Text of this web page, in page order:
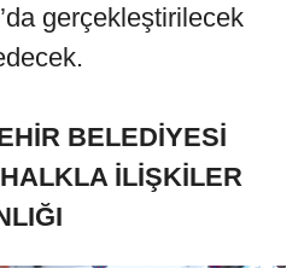
gerçekleştirilecek
BELEDİYESİ
İLİŞKİLER